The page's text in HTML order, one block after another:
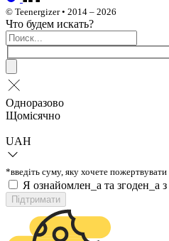
© Teenergizer • 2014 – 2026
Что будем искать?
Одноразово
Щомісячно
UAH
*введіть суму, яку хочете пожертвувати
Я ознайомлен_а та згоден_а з
Підтримати